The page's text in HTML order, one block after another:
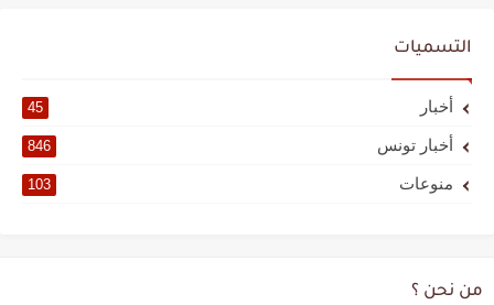
التسميات
أخبار 45
أخبار تونس 846
منوعات 103
من نحن ؟